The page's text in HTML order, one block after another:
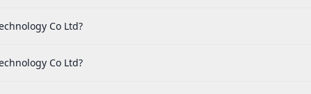
Co Ltd?
Co Ltd?